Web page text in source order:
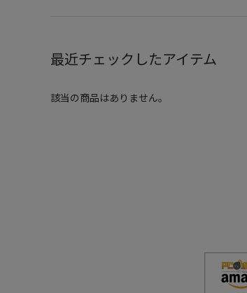
最近チェックしたアイテム
該当の商品はありません。